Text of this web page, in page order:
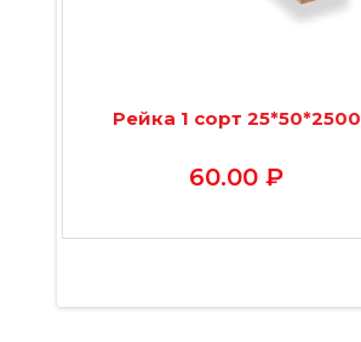
Рейка 1 сорт 25*50*2500
60.00 ₽